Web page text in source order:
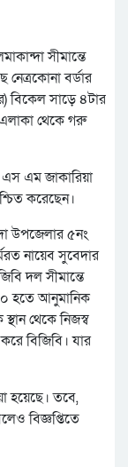
সীমান্তে
বর্ডার
বিকেল সাড়ে ৪টার
এলাকা থেকে গরু
এস এম জাকারিয়া
করেছেন।
উপজেলার ৫নং
নায়েব সুবেদার
দল সীমান্তে
হতে আনুমানিক
থেকে নিজস্ব
বিজিবি। যার
হয়েছে। তবে,
বিজ্ঞপ্তিতে